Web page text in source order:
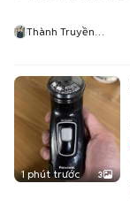
Thành Truyền
1 phút trước 3